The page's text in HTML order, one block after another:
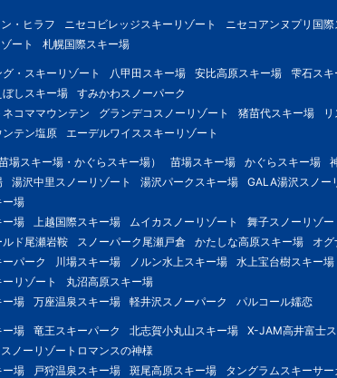
・ヒラフ ニセコビレッジスキーリゾート ニセコアンヌプリ国
ート 札幌国際スキー場
・スキーリゾート 八甲田スキー場 安比高原スキー場 雫石スキ
しスキー場
すみかわスノーパーク
コママウンテン グランデコスノーリゾート 猪苗代スキー場
テン塩原 エーデルワイススキーリゾート
場スキー場・かぐらスキー場） 苗場スキー場 かぐらスキー場
湯沢中里スノーリゾート 湯沢パークスキー場 GALA湯沢スノー
ー場
ー場 上越国際スキー場 ムイカスノーリゾート 舞子スノーリゾー
ド尾瀬岩鞍 スノーパーク尾瀬戸倉 かたしな高原スキー場
オ
パーク
川場スキー場 ノルン水上スキー場 水上宝台樹スキー場
リゾート
丸沼高原スキー場
ー場 万座温泉スキー場 軽井沢スノーパーク パルコール嬬恋
ー場 竜王スキーパーク 北志賀小丸山スキー場 X-JAM高井富士
スノーリゾートロマンスの神様
ー場 戸狩温泉スキー場 斑尾高原スキー場 タングラムスキーサー